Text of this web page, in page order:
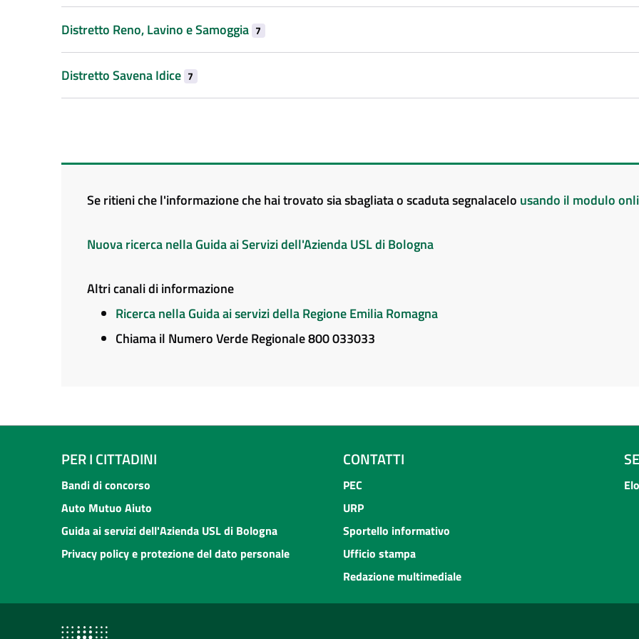
Distretto Reno, Lavino e Samoggia 7
Distretto Savena Idice 7
Se ritieni che l'informazione che hai trovato sia sbagliata o scaduta segnalacelo usando il modulo
Nuova ricerca nella Guida ai Servizi dell'Azienda USL di Bologna
Altri canali di informazione
Ricerca nella Guida ai servizi della Regione Emilia Romagna
Chiama il Numero Verde Regionale 800 033033
PER I CITTADINI
Bandi di concorso
Auto Mutuo Aiuto
Guida ai servizi dell'Azienda USL di Bologna
Privacy policy e protezione del dato personale
CONTATTI
PEC
URP
Sportello informativo
Ufficio stampa
Redazione multimediale